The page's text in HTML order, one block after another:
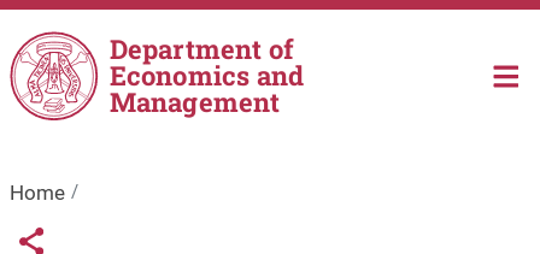
Skip to main content
Department of
Economics and
Management
Home
Share button